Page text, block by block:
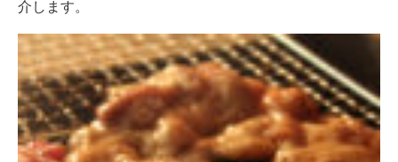
介します。